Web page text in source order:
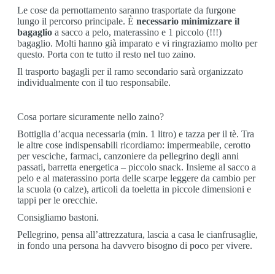
Le cose da pernottamento saranno trasportate da furgone
lungo il percorso principale. È necessario minimizzare il
bagaglio a sacco a pelo, materassino e 1 piccolo (!!!)
bagaglio. Molti hanno già imparato e vi ringraziamo molto per
questo. Porta con te tutto il resto nel tuo zaino.
Il trasporto bagagli per il ramo secondario sarà organizzato
individualmente con il tuo responsabile.
Cosa portare sicuramente nello zaino?
Bottiglia d’acqua necessaria (min. 1 litro) e tazza per il tè. Tra
le altre cose indispensabili ricordiamo: impermeabile, cerotto
per vesciche, farmaci, canzoniere da pellegrino degli anni
passati, barretta energetica – piccolo snack. Insieme al sacco a
pelo e al materassino porta delle scarpe leggere da cambio per
la scuola (o calze), articoli da toeletta in piccole dimensioni e
tappi per le orecchie.
Consigliamo bastoni.
Pellegrino, pensa all’attrezzatura, lascia a casa le cianfrusaglie,
in fondo una persona ha davvero bisogno di poco per vivere.